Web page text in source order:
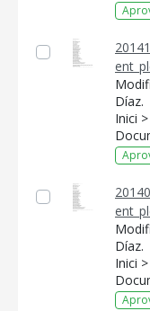
Díaz.
Inici
Díaz.
Inici